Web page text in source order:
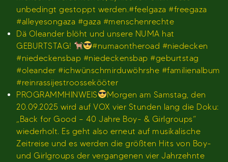
unbedingt gestoppt werden.#feelgaza #freegaza
#alleyesongaza #gaza #menschenrechte
Dä Oleander blöht und unsere NUMA hat
GEBURTSTAG!
#numaontheroad #niedecken
#niedeckensbap #niedeckensbap #geburtstag
#oleander #ichwünschmirduwöhrshe #familienalbum
#reinrassijestroossekööter
PROGRAMMHINWEIS
Morgen am Samstag, den
20.09.2025 wird auf VOX vier Stunden lang die Doku:
„Back for Good – 40 Jahre Boy- & Girlgroups“
wiederholt. Es geht also erneut auf musikalische
Zeitreise und es werden die größten Hits von Boy-
und Girlgroups der vergangenen vier Jahrzehnte